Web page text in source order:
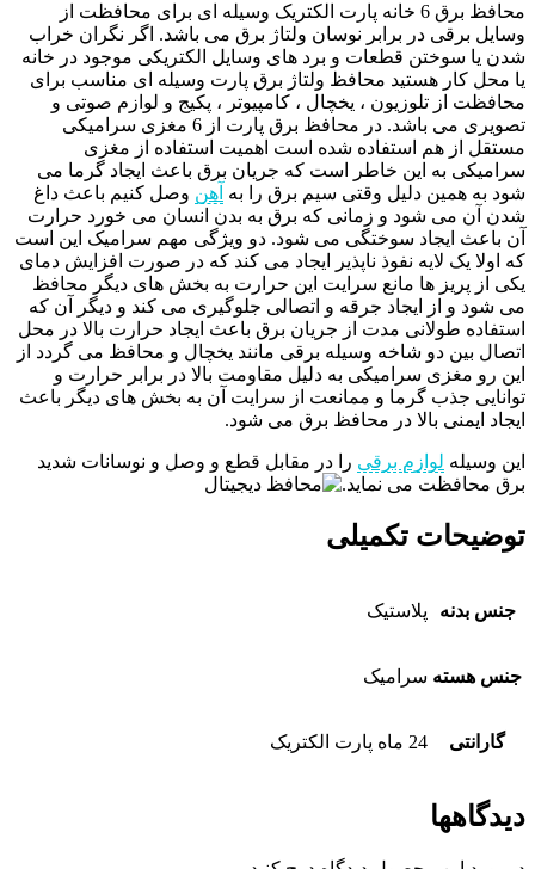
محافظ برق 6 خانه پارت الکتریک وسیله ای برای محافظت از
وسایل برقی در برابر نوسان ولتاژ برق می باشد. اگر نگران خراب
شدن یا سوختن قطعات و برد های وسایل الکتریکی موجود در خانه
یا محل کار هستید محافظ ولتاژ برق پارت وسیله ای مناسب برای
محافظت از تلوزیون ، یخچال ، کامپیوتر ، پکیج و لوازم صوتی و
تصویری می باشد. در محافظ برق پارت از 6 مغزی سرامیکی
مستقل از هم استفاده شده است اهمیت استفاده از مغزی
سرامیکی به این خاطر است که جریان برق باعث ایجاد گرما می
شود به همین دلیل وقتی سیم برق را به آهن وصل کنیم باعث داغ
شدن آن می شود و زمانی که برق به بدن انسان می خورد حرارت
آن باعث ایجاد سوختگی می شود. دو ویژگی مهم سرامیک این است
که اولا یک لایه نفوذ ناپذیر ایجاد می کند که در صورت افزایش دمای
یکی از پریز ها مانع سرایت این حرارت به بخش های دیگر محافظ
می شود و از ایجاد جرقه و اتصالی جلوگیری می کند و دیگر آن که
استفاده طولانی مدت از جریان برق باعث ایجاد حرارت بالا در محل
اتصال بین دو شاخه وسیله برقی مانند یخچال و محافظ می گردد از
این رو مغزی سرامیکی به دلیل مقاومت بالا در برابر حرارت و
توانایی جذب گرما و ممانعت از سرایت آن به بخش های دیگر باعث
ایجاد ایمنی بالا در محافظ برق می شود.
این وسیله لوازم برقی را در مقابل قطع و وصل و نوسانات شدید
برق محافظت می نماید.
توضیحات تکمیلی
جنس بدنه پلاستیک
جنس هسته سرامیک
گارانتی 24 ماه پارت الکتریک
دیدگاهها